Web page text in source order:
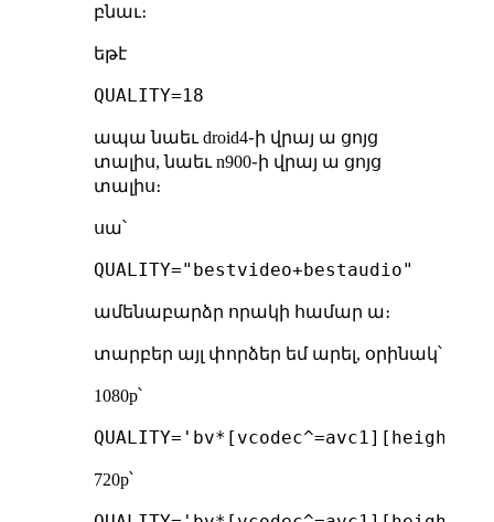
բնաւ։
եթէ
ապա նաեւ droid4֊ի վրայ ա ցոյց
տալիս, նաեւ n900֊ի վրայ ա ցոյց
տալիս։
սա՝
ամենաբարձր որակի համար ա։
տարբեր այլ փորձեր եմ արել, օրինակ՝
1080p՝
720p՝